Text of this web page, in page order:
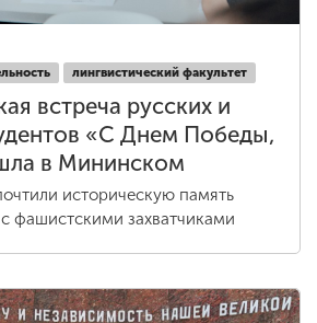
лингвистический факультет
встреча русских и
«С Днем Победы,
в Мининском
историческую память
фашистскими захватчиками